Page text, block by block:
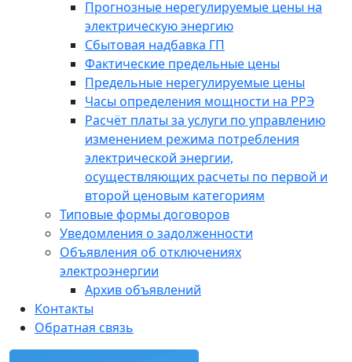
Прогнозные нерегулируемые цены на
электрическую энергию
Сбытовая надбавка ГП
Фактические предельные цены
Предельные нерегулируемые цены
Часы определения мощности на РРЭ
Расчёт платы за услуги по управлению
изменением режима потребления
электрической энергии,
осуществляющих расчеты по первой и
второй ценовым категориям
Типовые формы договоров
Уведомления о задолженности
Объявления об отключениях
электроэнергии
Архив объявлений
Контакты
Обратная связь